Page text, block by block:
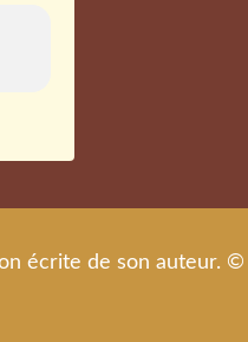
écrite de son auteur.